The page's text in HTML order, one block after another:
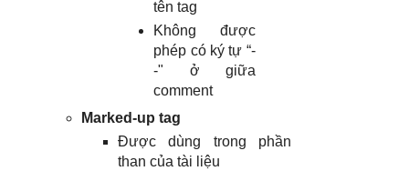
tên tag
Không được
phép có ký tự “-
-" ở giữa
comment
Marked-up tag
Được dùng trong phần
than của tài liệu